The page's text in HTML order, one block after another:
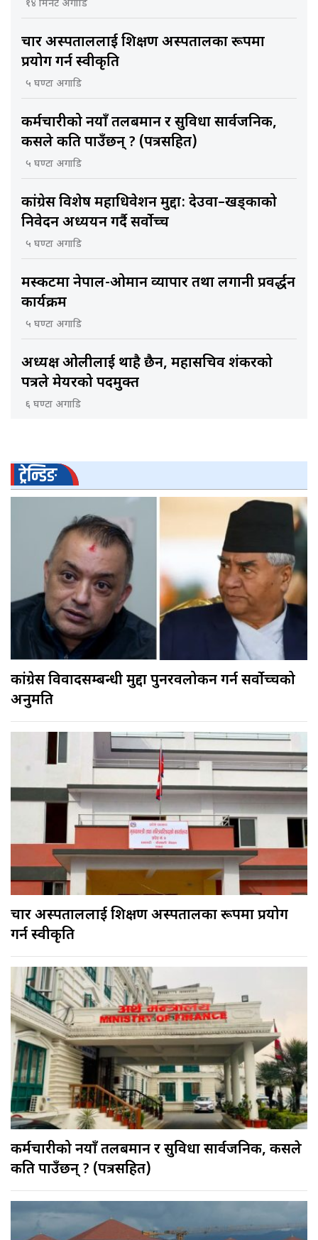
१४ मिनेट अगाडि
चार अस्पताललाई शिक्षण अस्पतालका रूपमा
प्रयोग गर्न स्वीकृति
५ घण्टा अगाडि
कर्मचारीको नयाँ तलबमान र सुविधा सार्वजनिक,
कसले कति पाउँछन् ? (पत्रसहित)
५ घण्टा अगाडि
कांग्रेस विशेष महाधिवेशन मुद्दा: देउवा–खड्काको
निवेदन अध्ययन गर्दै सर्वोच्च
५ घण्टा अगाडि
मस्कटमा नेपाल-ओमान व्यापार तथा लगानी प्रवर्द्धन
कार्यक्रम
५ घण्टा अगाडि
अध्यक्ष ओलीलाई थाहै छैन, महासचिव शंकरको
पत्रले मेयरको पदमुक्त
६ घण्टा अगाडि
ट्रेन्डिङ
कांग्रेस विवादसम्बन्धी मुद्दा पुनरवलोकन गर्न सर्वोच्चको
अनुमति
चार अस्पताललाई शिक्षण अस्पतालका रूपमा प्रयोग
गर्न स्वीकृति
कर्मचारीको नयाँ तलबमान र सुविधा सार्वजनिक, कसले
कति पाउँछन् ? (पत्रसहित)